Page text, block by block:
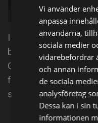
I detta polisdrama
brottsutredare,
Gibbs i spetsen.
från mord och
spionage.
Vi använder
anpassa
användarna,
sociala medier
vidarebefordrar
och annan
de sociala
analysföretag
Dessa kan i sin
informationen